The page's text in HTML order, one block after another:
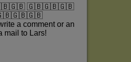
🇬🇧🇬🇧🇬🇧
a comment or an
mail to Lars!